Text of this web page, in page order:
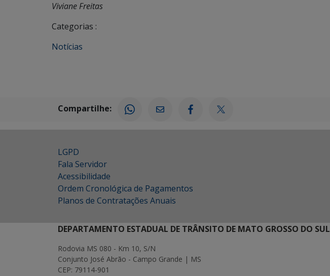
Viviane Freitas
Categorias :
Notícias
Compartilhe:
LGPD
Fala Servidor
Acessibilidade
Ordem Cronológica de Pagamentos
Planos de Contratações Anuais
DEPARTAMENTO ESTADUAL DE TRÂNSITO DE MATO GROSSO DO SUL
Rodovia MS 080 - Km 10, S/N
Conjunto José Abrão - Campo Grande | MS
CEP: 79114-901